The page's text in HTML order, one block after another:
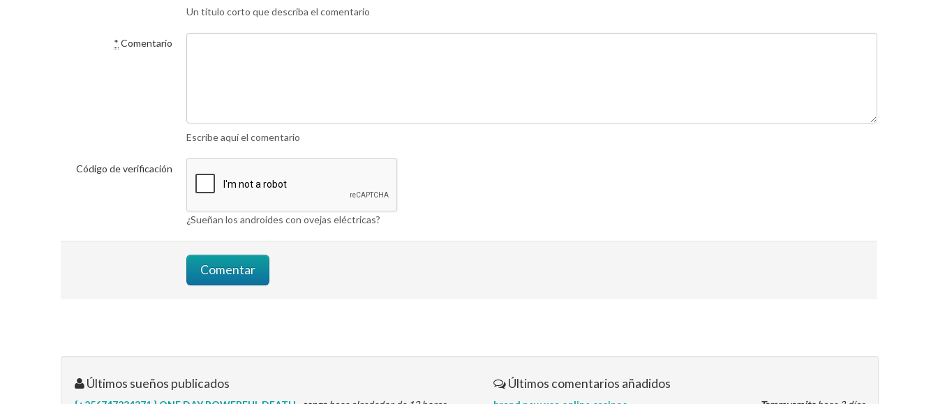
Un título corto que describa el comentario
* Comentario
Escribe aquí el comentario
Código de verificación
¿Sueñan los androides con ovejas eléctricas?
Últimos sueños publicados Últimos comentarios añadidos